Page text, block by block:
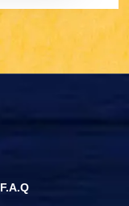
F.A.Q